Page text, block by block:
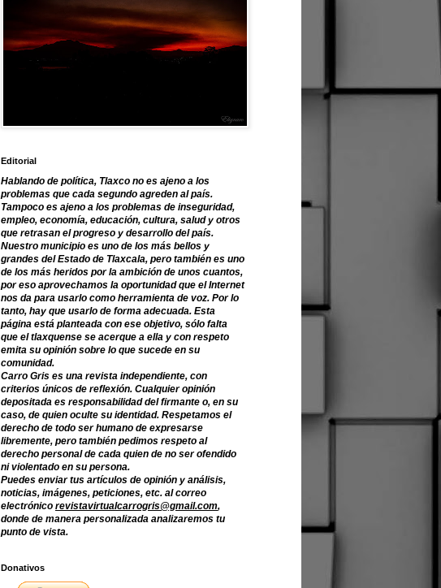
Editorial
Hablando de política, Tlaxco no es ajeno a los
problemas que cada segundo agreden al país.
Tampoco es ajeno a los problemas de inseguridad,
empleo, economía, educación, cultura, salud y otros
que retrasan el progreso y desarrollo del país.
Nuestro municipio es uno de los más bellos y
grandes del Estado de Tlaxcala, pero también es uno
de los más heridos por la ambición de unos cuantos,
por eso aprovechamos la oportunidad que el Internet
nos da para usarlo como herramienta de voz. Por lo
tanto, hay que usarlo de forma adecuada. Esta
página está planteada con ese objetivo, sólo falta
que el tlaxquense se acerque a ella y con respeto
emita su opinión sobre lo que sucede en su
comunidad.
Carro Gris es una revista independiente, con
criterios únicos de reflexión. Cualquier opinión
depositada es responsabilidad del firmante o, en su
caso, de quien oculte su identidad. Respetamos el
derecho de todo ser humano de expresarse
libremente, pero también pedimos respeto al
derecho personal de cada quien de no ser ofendido
ni violentado en su persona.
Puedes enviar tus artículos de opinión y análisis,
noticias, imágenes, peticiones, etc. al correo
electrónico revistavirtualcarrogris@gmail.com,
donde de manera personalizada analizaremos tu
punto de vista.
Donativos